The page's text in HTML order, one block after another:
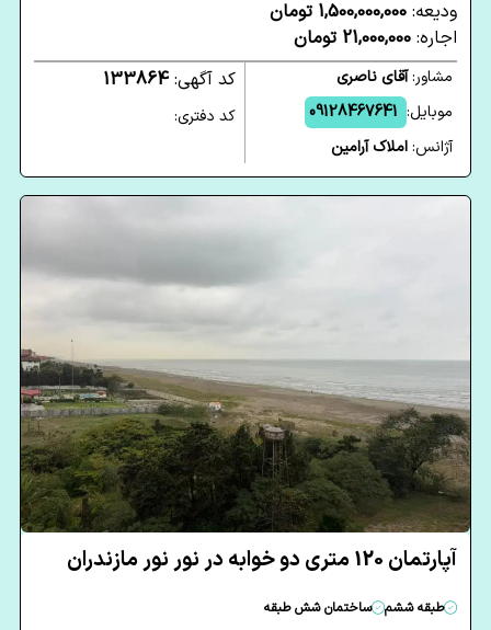
ودیعه: 1,500,000,000 تومان
اجاره: 21,000,000 تومان
مشاور:آقای ناصری
موبایل: 09128467641
آژانس:املاک آرامین
کد آگهی: 133864
کد دفتری:
آپارتمان 120 متری دو خوابه در نور نور مازندران
طبقه ششم
ساختمان شش طبقه